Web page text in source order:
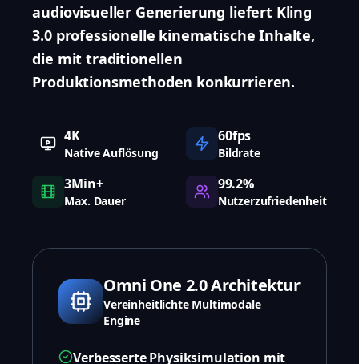
audiovisueller Generierung liefert Kling
3.0 professionelle kinematische Inhalte,
die mit traditionellen
Produktionsmethoden konkurrieren.
4K
Native Auflösung
60fps
Bildrate
3Min+
Max. Dauer
99.2%
Nutzerzufriedenheit
Omni One 2.0 Architektur
Vereinheitlichte Multimodale
Engine
Verbesserte Physiksimulation mit